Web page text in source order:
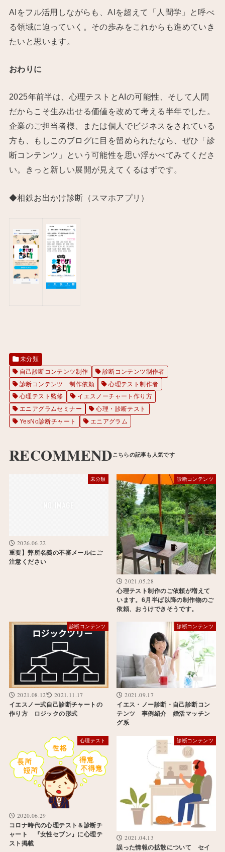
AIをフル活用しながらも、AIを超えて「人間学」と呼べ
る領域に迫っていく。その歩みをこれからも進めていき
たいと思います。
おわりに
2025年前半は、心理テストとAIの可能性、そして人間
だからこそ生み出せる価値を改めて考える半年でした。
企業のご担当者様、または個人でビジネスをされている
方も、もしこのブログに目を留められたなら、ぜひ「診
断コンテンツ」という可能性を思い浮かべてみてくださ
い。きっと新しい展開が見えてくるはずです。
◆相鉄お出かけ診断（スマホアプリ）
未分類
自己診断コンテンツ制作
診断コンテンツ制作者
診断コンテンツ 制作依頼
心理テスト制作者
心理テスト監修
イエスノーチャート作り方
エニアグラムセミナー
心理・診断テスト
YesNo診断チャート
エニアグラム
RECOMMEND
未分類
2026.06.22
重要】弊所名義の不審メールにご
注意ください
診断コンテンツ
2021.05.28
心理テスト制作のご依頼が増えて
います。6月半ば以降の制作物のご
依頼、おうけできそうです。
診断コンテンツ
2021.08.12 2021.11.17
イエスノー式自己診断チャートの
作り方 ロジックの形式
診断コンテンツ
2021.09.17
イエス・ノー診断・自己診断コン
テンツ 事例紹介 婚活マッチン
グ系
心理テスト
2020.06.29
コロナ時代の心理テスト＆診断チ
ャート 『女性セブン』に心理テ
スト掲載
診断コンテンツ
2021.04.13
誤った情報の拡散について セイ